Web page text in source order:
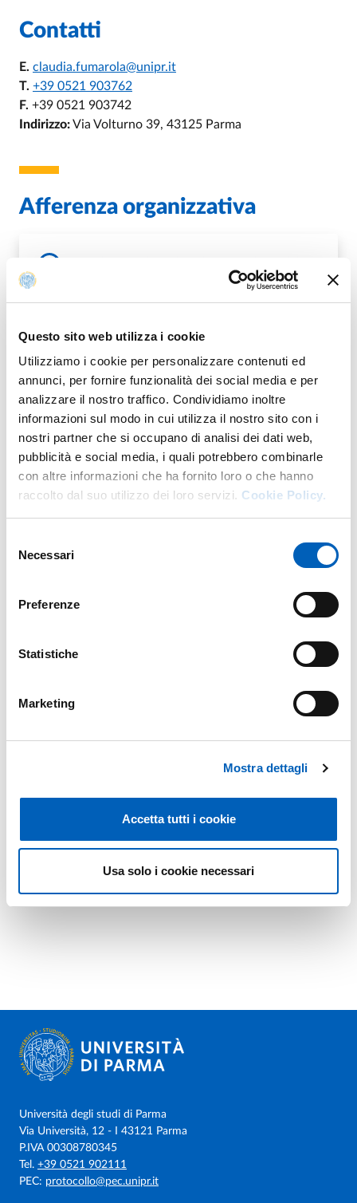
Questo sito web utilizza i cookie
Utilizziamo i cookie per personalizzare contenuti ed
annunci, per fornire funzionalità dei social media e per
analizzare il nostro traffico. Condividiamo inoltre
informazioni sul modo in cui utilizza il nostro sito con i
nostri partner che si occupano di analisi dei dati web,
pubblicità e social media, i quali potrebbero combinarle
con altre informazioni che ha fornito loro o che hanno
raccolto dal suo utilizzo dei loro servizi. Cookie Policy.
delNecessari
Preferenze
Statistiche
Marketing
Mostra dettagli
Accetta tutti i cookie
Usa solo i cookie necessari
Contatti
E. claudia.fumarola@unipr.it
T. +39 0521 903762
F. +39 0521 903742
Indirizzo:Via Volturno 39, 43125 Parma
Afferenza organizzativa
VAI ALLA SCHEDA DI AMBITO TECNICO
Altro personale della struttura a questo
indirizzo
Personale tecnico amministrativo
Università degli studi di Parma
Via Università, 12 - I 43121 Parma
P.IVA 00308780345
Tel. +39 0521 902111
PEC: protocollo@pec.unipr.it